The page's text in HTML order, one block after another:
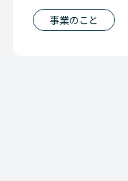
の全部 無駄なん
事業のこと